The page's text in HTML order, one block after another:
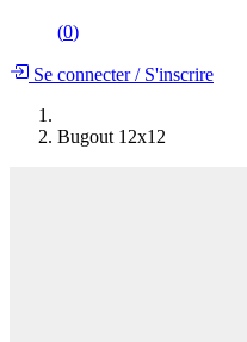
(0)
Se connecter/S'inscrire
Bugout 12x12